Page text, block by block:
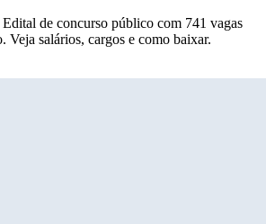
de concurso público com 741 vagas
Veja salários, cargos e como baixar.